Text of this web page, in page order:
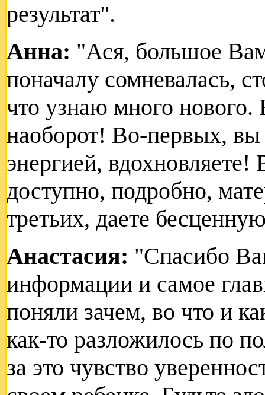
результат".
Анна: "Ася, большое
поначалу сомневалась,
что узнаю много нового.
наоборот! Во-первых, вы
энергией, вдохновляете!
доступно, подробно,
третьих, даете
Анастасия: "Спасибо
информации и самое
поняли зачем, во что и
как-то разложилось по
за это чувство